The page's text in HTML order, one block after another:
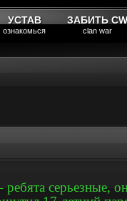
УСТАВ
ознакомься
ЗАБИТЬ CW
clan war
серьезные,